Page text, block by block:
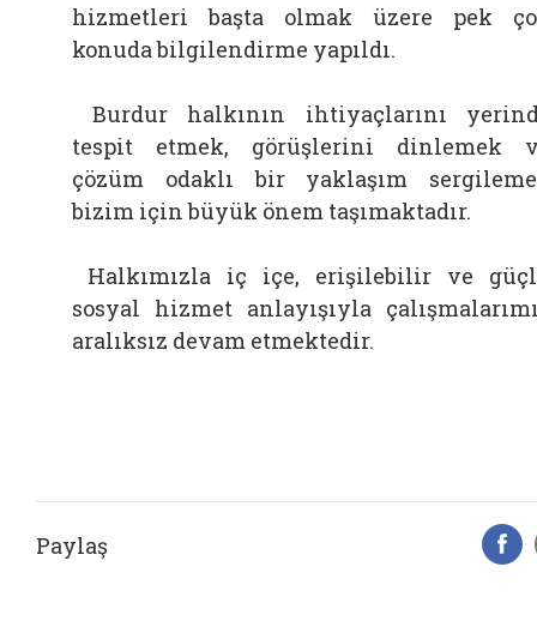
hizmetleri başta olmak üzere pek
konuda bilgilendirme yapıldı.
Burdur halkının ihtiyaçlarını
tespit etmek, görüşlerini dinlemek
çözüm odaklı bir yaklaşım
bizim için büyük önem taşımaktadır.
Halkımızla iç içe, erişilebilir ve
sosyal hizmet anlayışıyla
aralıksız devam etmektedir.
Paylaş